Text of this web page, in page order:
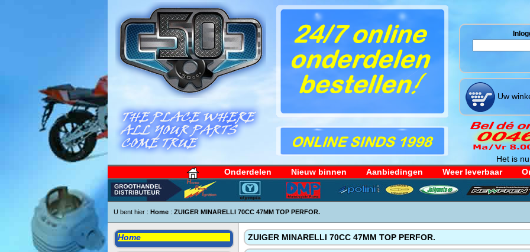
Uw
Het is
Onderdelen
Nieuw binnen Aanbiedingen Weer leverbaar
U bent hier : Home : ZUIGER MINARELLI 70CC 47MM TOP PERFOR.
Home ZUIGER MINARELLI 70CC 47MM TOP PERFOR.